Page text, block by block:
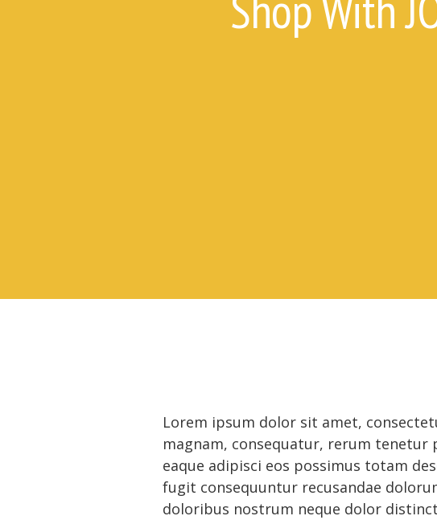
Lorem ipsum dolor sit amet,
magnam, consequatur, rerum
eaque adipisci eos possimus totam
fugit consequuntur recusandae
doloribus nostrum neque dolor